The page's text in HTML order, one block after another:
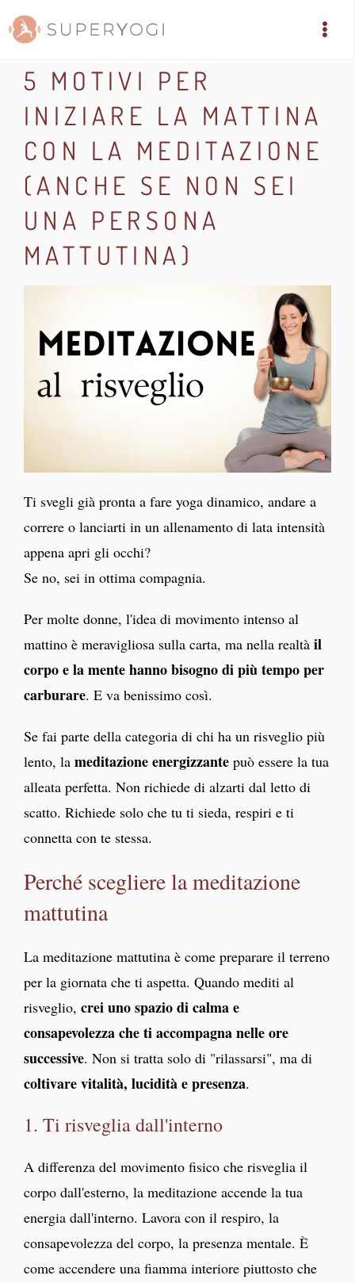
5 MOTIVI PER
INIZIARE LA MATTINA
CON LA MEDITAZIONE
(ANCHE SE NON SEI
UNA PERSONA
MATTUTINA)
Ti svegli già pronta a fare yoga dinamico, andare a
correre o lanciarti in un allenamento di lata intensità
appena apri gli occhi?
Se no, sei in ottima compagnia.
Per molte donne, l'idea di movimento intenso al
mattino è meravigliosa sulla carta, ma nella realtà il
corpo e la mente hanno bisogno di più tempo per
carburare. E va benissimo così.
Se fai parte della categoria di chi ha un risveglio più
lento, la meditazione energizzante può essere la tua
alleata perfetta. Non richiede di alzarti dal letto di
scatto. Richiede solo che tu ti sieda, respiri e ti
connetta con te stessa.
Perché scegliere la meditazione
mattutina
La meditazione mattutina è come preparare il terreno
per la giornata che ti aspetta. Quando mediti al
risveglio, crei uno spazio di calma e
consapevolezza che ti accompagna nelle ore
successive. Non si tratta solo di "rilassarsi", ma di
coltivare vitalità, lucidità e presenza.
1. Ti risveglia dall'interno
A differenza del movimento fisico che risveglia il
corpo dall'esterno, la meditazione accende la tua
energia dall'interno. Lavora con il respiro, la
consapevolezza del corpo, la presenza mentale. È
come accendere una fiamma interiore piuttosto che